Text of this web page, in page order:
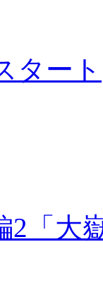
タート
2「大